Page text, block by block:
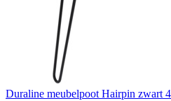
Duraline meubelpoot Hairpin zwart